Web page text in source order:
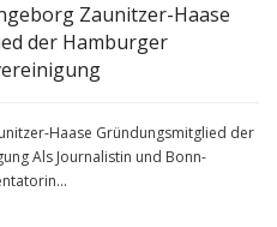
Zaunitzer-Haase
der Hamburger
Haase Gründungsmitglied der
Als Journalistin und Bonn-